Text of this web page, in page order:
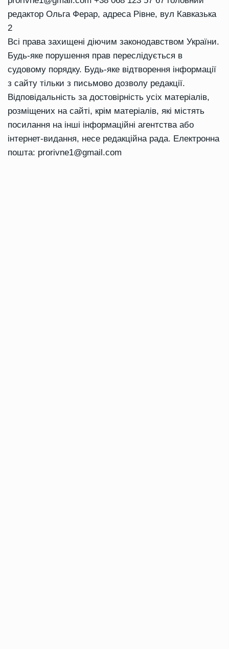
редактор Ольга Ферар, адреса Рівне, вул Кавказька
2
Всі права захищені діючим законодавством України.
Будь-яке порушення прав переслідується в
судовому порядку. Будь-яке відтворення інформації
з сайту тільки з письмово дозволу редакції.
Відповідальність за достовірність усіх матеріалів,
розміщених на сайті, крім матеріалів, які містять
посилання на інші інформаційні агентства або
інтернет-видання, несе редакційна рада. Електронна
пошта: prorivne1@gmail.com